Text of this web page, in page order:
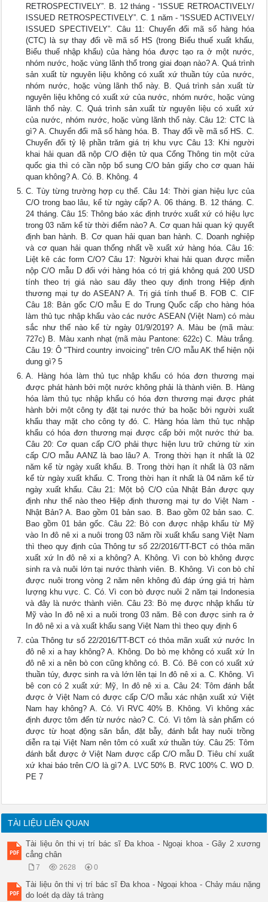
RETROSPECTIVELY”. B. 12 tháng - “ISSUE RETROACTIVELY/
ISSUED RETROSPECTIVELY”. C. 1 năm - “ISSUED ACTIVELY/
ISSUED SPECTIVELY”. Câu 11: Chuyển đổi mã số hàng hóa
(CTC) là sự thay đổi về mã số HS (trong Biểu thuế xuất khẩu,
Biểu thuế nhập khẩu) của hàng hóa được tạo ra ở một nước,
nhóm nước, hoặc vùng lãnh thổ trong giai đoạn nào? A. Quá trình
sản xuất từ nguyên liệu không có xuất xứ thuần túy của nước,
nhóm nước, hoặc vùng lãnh thổ này. B. Quá trình sản xuất từ
nguyên liệu không có xuất xứ của nước, nhóm nước, hoặc vùng
lãnh thổ này. C. Quá trình sản xuất từ nguyên liệu có xuất xứ
của nước, nhóm nước, hoặc vùng lãnh thổ này. Câu 12: CTC là
gì? A. Chuyển đổi mã số hàng hóa. B. Thay đổi về mã số HS. C.
Chuyển đổi tỷ lệ phần trăm giá trị khu vực Câu 13: Khi người
khai hải quan đã nộp C/O điện tử qua Cổng Thông tin một cửa
quốc gia thì có cần nộp bổ sung C/O bản giấy cho cơ quan hải
quan không? A. Có. B. Không. 4
C. Tùy từng trường hợp cụ thể. Câu 14: Thời gian hiệu lực của
C/O trong bao lâu, kể từ ngày cấp? A. 06 tháng. B. 12 tháng. C.
24 tháng. Câu 15: Thông báo xác định trước xuất xứ có hiệu lực
trong 03 năm kể từ thời điểm nào? A. Cơ quan hải quan ký quyết
định ban hành. B. Cơ quan hải quan ban hành. C. Doanh nghiệp
và cơ quan hải quan thống nhất về xuất xứ hàng hóa. Câu 16:
Liệt kê các form C/O? Câu 17: Người khai hải quan được miễn
nộp C/O mẫu D đối với hàng hóa có trị giá không quá 200 USD
tính theo trị giá nào sau đây theo quy định trong Hiệp định
thương mại tự do ASEAN? A. Trị giá tính thuế B. FOB C. CIF
Câu 18: Bản gốc C/O mẫu E do Trung Quốc cấp cho hàng hóa
làm thủ tục nhập khẩu vào các nước ASEAN (Việt Nam) có màu
sắc như thế nào kể từ ngày 01/9/2019? A. Màu be (mã màu:
727c) B. Màu xanh nhạt (mã màu Pantone: 622c) C. Màu trắng.
Câu 19: Ô "Third country invoicing" trên C/O mẫu AK thể hiện nội
dung gì? 5
A. Hàng hóa làm thủ tục nhập khẩu có hóa đơn thương mại
được phát hành bởi một nước không phải là thành viên. B. Hàng
hóa làm thủ tục nhập khẩu có hóa đơn thương mại được phát
hành bởi một công ty đặt tại nước thứ ba hoặc bởi người xuất
khẩu thay mặt cho công ty đó. C. Hàng hóa làm thủ tục nhập
khẩu có hóa đơn thương mại được cấp bởi một nước thứ ba.
Câu 20: Cơ quan cấp C/O phải thực hiện lưu trữ chứng từ xin
cấp C/O mẫu AANZ là bao lâu? A. Trong thời hạn ít nhất là 02
năm kể từ ngày xuất khẩu. B. Trong thời hạn ít nhất là 03 năm
kể từ ngày xuất khẩu. C. Trong thời hạn ít nhất là 04 năm kể từ
ngày xuất khẩu. Câu 21: Một bộ C/O của Nhật Bản được quy
định như thế nào theo Hiệp định thương mại tự do Việt Nam -
Nhật Bản? A. Bao gồm 01 bản sao. B. Bao gồm 02 bản sao. C.
Bao gồm 01 bản gốc. Câu 22: Bò con được nhập khẩu từ Mỹ
vào In đô nê xi a nuôi trong 03 năm rồi xuất khẩu sang Việt Nam
thì theo quy định của Thông tư số 22/2016/TT-BCT có thỏa mãn
xuất xứ In đô nê xi a không? A. Không. Vì con bò không được
sinh ra và nuôi lớn tại nước thành viên. B. Không. Vì con bò chỉ
được nuôi trong vòng 2 năm nên không đủ đáp ứng giá trị hàm
lượng khu vực. C. Có. Vì con bò được nuôi 2 năm tại Indonesia
và đây là nước thành viên. Câu 23: Bò mẹ được nhập khẩu từ
Mỹ vào In đô nê xi a nuôi trong 03 năm. Bê con được sinh ra ở
In đô nê xi a và xuất khẩu sang Việt Nam thì theo quy định 6
của Thông tư số 22/2016/TT-BCT có thỏa mãn xuất xứ nước In
đô nê xi a hay không? A. Không. Do bò mẹ không có xuất xứ In
đô nê xi a nên bò con cũng không có. B. Có. Bê con có xuất xứ
thuần túy, được sinh ra và lớn lên tại In đô nê xi a. C. Không. Vì
bê con có 2 xuất xứ: Mỹ, In đô nê xi a. Câu 24: Tôm đánh bắt
được ở Việt Nam có được cấp C/O mẫu xác nhận xuất xứ Việt
Nam hay không? A. Có. Vì RVC 40% B. Không. Vì không xác
định được tôm đến từ nước nào? C. Có. Vì tôm là sản phẩm có
được từ hoạt động săn bắn, đặt bẫy, đánh bắt hay nuôi trồng
diễn ra tại Việt Nam nên tôm có xuất xứ thuần túy. Câu 25: Tôm
đánh bắt được ở Việt Nam được cấp C/O mẫu D. Tiêu chí xuất
xứ khai báo trên C/O là gì? A. LVC 50% B. RVC 100% C. WO D.
PE 7
TÀI LIỆU LIÊN QUAN
Tài liệu ôn thi vị trí bác sĩ Đa khoa - Ngoại khoa - Gãy 2 xương
cẳng chân
7 2628 0
Tài liệu ôn thi vị trí bác sĩ Đa khoa - Ngoại khoa - Chảy máu nặng
do loét dạ dày tá tràng